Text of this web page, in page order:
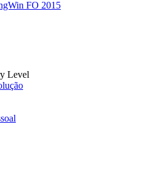
FO 2015
Level